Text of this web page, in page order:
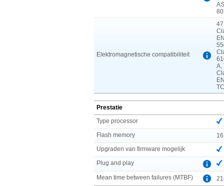
Elektromagnetische compatibiliteit
A,
Prestatie
Type processor
Flash memory
Upgraden van firmware mogelijk
Plug and play
Mean time between failures (MTBF)